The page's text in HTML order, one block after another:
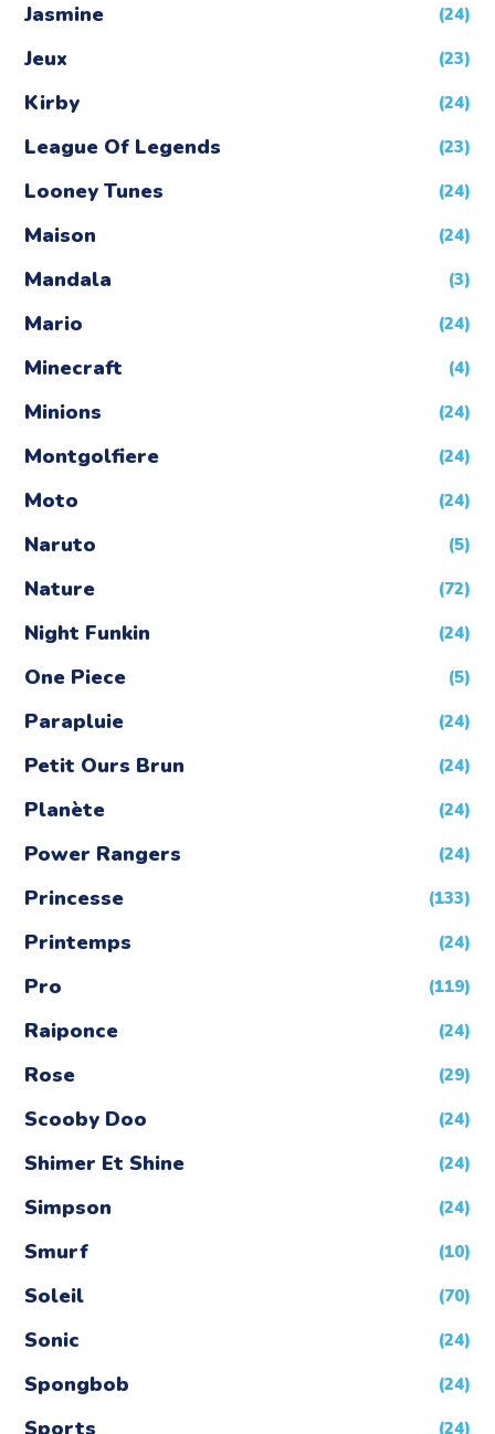
Jasmine (24)
Jeux (23)
Kirby (24)
League Of Legends (23)
Looney Tunes (24)
Maison (24)
Mandala (3)
Mario (24)
Minecraft (4)
Minions (24)
Montgolfiere (24)
Moto (24)
Naruto (5)
Nature (72)
Night Funkin (24)
One Piece (5)
Parapluie (24)
Petit Ours Brun (24)
Planète (24)
Power Rangers (24)
Princesse (133)
Printemps (24)
Pro (119)
Raiponce (24)
Rose (29)
Scooby Doo (24)
Shimer Et Shine (24)
Simpson (24)
Smurf (10)
Soleil (70)
Sonic (24)
Spongbob (24)
Sports (24)